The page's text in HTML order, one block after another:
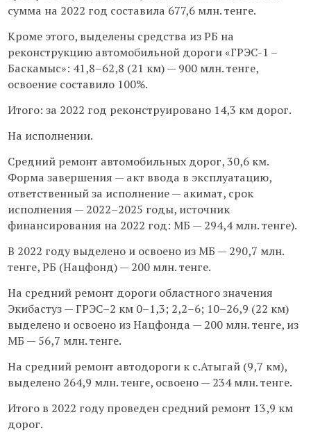
сумма на 2022 год составила 677,6 млн. тенге.
Кроме этого, выделены средства из РБ на
реконструкцию автомобильной дороги «ГРЭС-1 –
Баскамыс»: 41,8–62,8 (21 км) — 900 млн. тенге,
освоение составило 100%.
Итого: за 2022 год реконструировано 14,3 км дорог.
На исполнении.
Средний ремонт автомобильных дорог, 30,6 км.
Форма завершения — акт ввода в эксплуатацию,
ответственный за исполнение — акимат, срок
исполнения — 2022–2025 годы, источник
финансирования на 2022 год: МБ — 294,4 млн. тенге).
В 2022 году выделено и освоено из МБ — 290,7 млн.
тенге, РБ (Нацфонд) — 200 млн. тенге.
На средний ремонт дороги областного значения
Экибастуз — ГРЭС–2 км 0–1,3; 2,2–6; 10–26,9 (22 км)
выделено и освоено из Нацфонда — 200 млн. тенге, из
МБ — 56,7 млн. тенге.
На средний ремонт автодороги к с.Атыгай (9,7 км),
выделено 264,9 млн. тенге, освоено — 234 млн. тенге.
Итого в 2022 году проведен средний ремонт 13,9 км
дорог.